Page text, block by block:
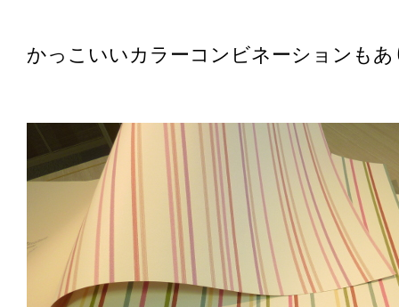
かっこいいカラーコンビネーションも